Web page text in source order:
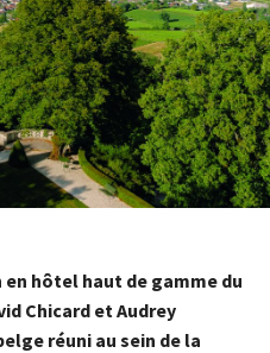
en hôtel haut de gamme du
Chicard et Audrey
réuni au sein de la